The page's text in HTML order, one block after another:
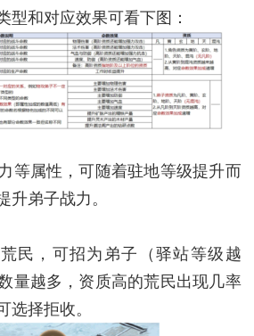
型和对应效果可看下图：
等属性，可随着驻地等级提升而
升弟子战力。
民，可招为弟子（驿站等级越
量越多，资质高的荒民出现几率
选择拒收。